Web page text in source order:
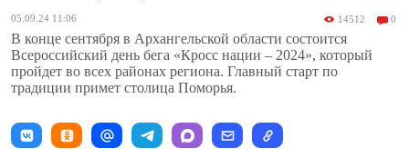
05.09.24 11:06 14512 0
В конце сентября в Архангельской области состоится
Всероссийский день бега «Кросс нации – 2024», который
пройдет во всех районах региона. Главный старт по
традиции примет столица Поморья.